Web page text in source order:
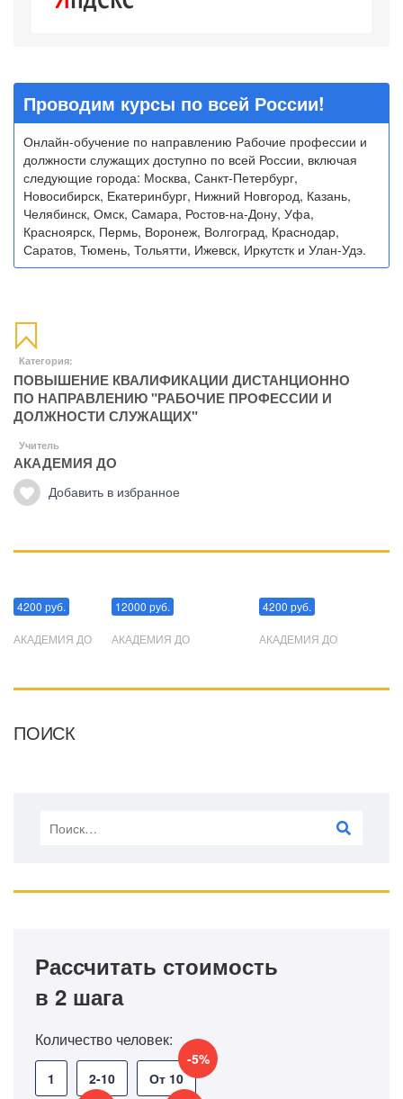
Проводим курсы по всей России!
Онлайн-обучение по направлению Рабочие профессии и
должности служащих доступно по всей России, включая
следующие города: Москва, Санкт-Петербург,
Новосибирск, Екатеринбург, Нижний Новгород, Казань,
Челябинск, Омск, Самара, Ростов-на-Дону, Уфа,
Красноярск, Пермь, Воронеж, Волгоград, Краснодар,
Саратов, Тюмень, Тольятти, Ижевск, Иркутстк и Улан-Удэ.
Категория:
ПОВЫШЕНИЕ КВАЛИФИКАЦИИ ДИСТАНЦИОННО
ПО НАПРАВЛЕНИЮ "РАБОЧИЕ ПРОФЕССИИ И
ДОЛЖНОСТИ СЛУЖАЩИХ"
Учитель
АКАДЕМИЯ ДО
Добавить в избранное
4200 руб.
АКАДЕМИЯ ДО
12000 руб.
АКАДЕМИЯ ДО
4200 руб.
АКАДЕМИЯ ДО
ПОИСК
Рассчитать стоимость
в 2 шага
Количество человек:
1 2-10 От 10
-5%